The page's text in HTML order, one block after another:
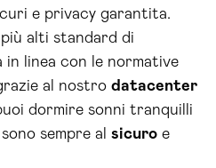
e privacy garantita.
alti standard di
linea con le normative
al nostro datacenter
dormire sonni tranquilli
sempre al sicuro e